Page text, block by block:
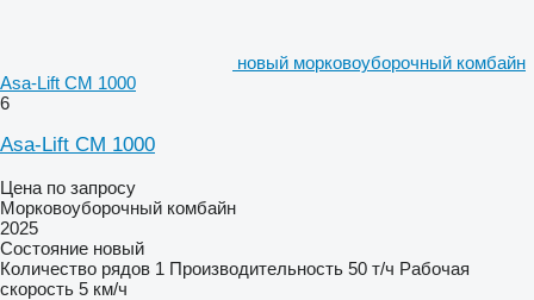
новый морковоуборочный комбайн
Asa-Lift CM 1000
6
Asa-Lift CM 1000
Цена по запросу
Морковоуборочный комбайн
2025
Состояние новый
Количество рядов 1 Производительность 50 т/ч Рабочая
скорость 5 км/ч